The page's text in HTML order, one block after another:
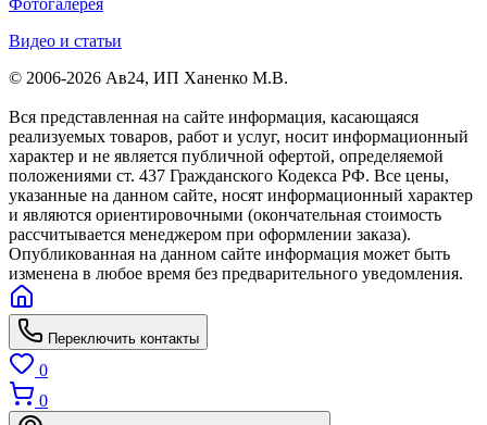
Фотогалерея
Видео и статьи
© 2006-2026 Ав24, ИП Ханенко М.В.
Вся представленная на сайте информация, касающаяся
реализуемых товаров, работ и услуг, носит информационный
характер и не является публичной офертой, определяемой
положениями ст. 437 Гражданского Кодекса РФ. Все цены,
указанные на данном сайте, носят информационный характер
и являются ориентировочными (окончательная стоимость
рассчитывается менеджером при оформлении заказа).
Опубликованная на данном сайте информация может быть
изменена в любое время без предварительного уведомления.
Переключить контакты
0
0